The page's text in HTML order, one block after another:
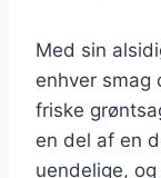
Med sin
enhver smag
friske
en del af en
uendelige,